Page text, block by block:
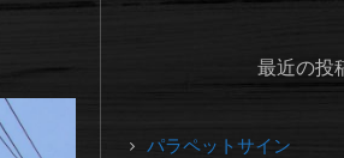
最近の投
パラペットサイン